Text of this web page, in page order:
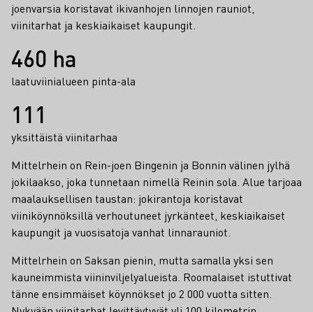
joenvarsia koristavat ikivanhojen linnojen rauniot,
viinitarhat ja keskiaikaiset kaupungit.
Faktat
460 ha
laatuviinialueen pinta-ala
111
yksittäistä viinitarhaa
Mittelrhein on Rein-joen Bingenin ja Bonnin välinen jylhä
jokilaakso, joka tunnetaan nimellä Reinin sola. Alue tarjoaa
maalauksellisen taustan: jokirantoja koristavat
viiniköynnöksillä verhoutuneet jyrkänteet, keskiaikaiset
kaupungit ja vuosisatoja vanhat linnarauniot.
Mittelrhein on Saksan pienin, mutta samalla yksi sen
kauneimmista viininviljelyalueista. Roomalaiset istuttivat
tänne ensimmäiset köynnökset jo 2 000 vuotta sitten.